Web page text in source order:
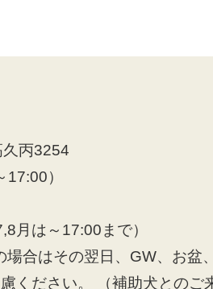
丙3254
）
月は～17:00まで）
合はその翌日、GW、お盆
ください。 （補助犬とのご